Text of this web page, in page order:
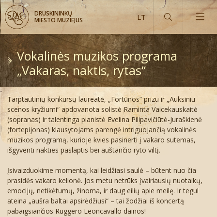
Muziejus šiandien ir vakar
Kaip rasti muziejų?
Ekspozicijų lankymo laikas
Bilietų kainos
Bilietų užsakymai internetu
Virtualios ekspozicijos
Iki 2012 metų
Nuo 2013 metų
Druskininkų vaizdų atvirukai
Daiktai pažymėti Druskininkų signatūra
Mineralinio vandens buteliai
Fotografijos
Aktualijos
Archyvas
Žaidimai
DRUSKININKŲ
MIESTO MUZIEJUS
Vokalinės muzikos programa
„Vakaras, naktis, rytas“
Tarptautinių konkursų laureatė, „Fortūnos“ prizu ir „Auksiniu
scenos kryžiumi“ apdovanota solistėRaminta Vaicekauskaitė
(sopranas) ir talentinga pianistė Evelina Pilipavičiūtė-Juraškienė
(fortepijonas) klausytojams parengė intriguojančią vokalinės
muzikos programą, kurioje kvies pasinerti į vakaro sutemas,
išgyventi nakties paslaptis bei auštančio ryto viltį.
Įsivaizduokime momentą, kai leidžiasi saulė – būtent nuo čia
prasidės vakaro kelionė. Jos metu netrūks įvairiausių nuotaikų,
emocijų, netikėtumų, žinoma, ir daug eilių apie meilę. Ir tegul
ateina „aušra baltai apsirėdžiusi“ – tai žodžiai iš koncertą
pabaigsiančios Ruggero Leoncavallo dainos!